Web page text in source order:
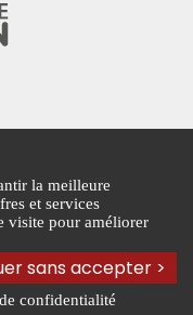
la meilleure
et services
visite pour améliorer
sans accepter >
confidentialité